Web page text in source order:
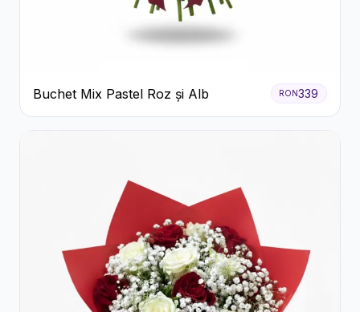
Buchet Mix Pastel Roz și Alb RON339